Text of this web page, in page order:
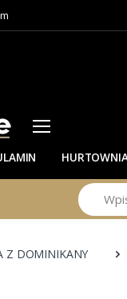
Szukaj
Z DOMINIKANY